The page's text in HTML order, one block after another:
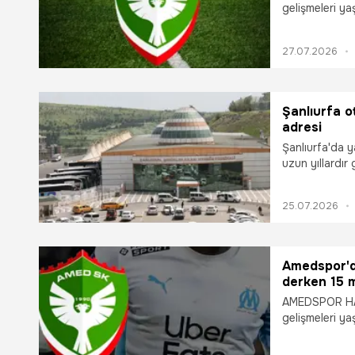
gelişmeleri
kırmızılı
27.07.2026
Şanlıurfa
adresi
Şanlıurfa'da
uzun
25.07.2026
derken 15
AMEDSPOR
gelişmeleri yaşanıyor. Kovacevic, Gift